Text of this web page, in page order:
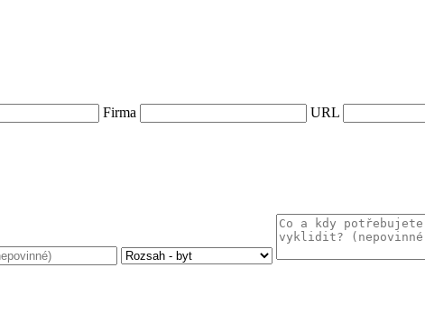
Firma URL